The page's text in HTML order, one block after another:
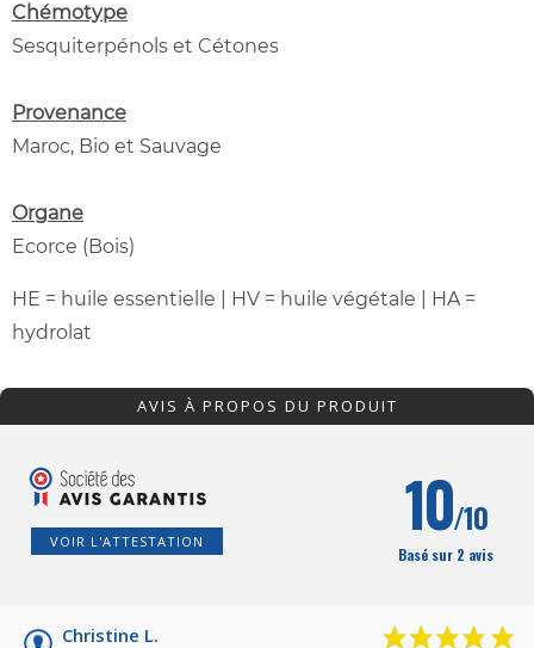
Chémotype
Sesquiterpénols et Cétones
Provenance
Maroc, Bio et Sauvage
Organe
Ecorce (Bois)
HE = huile essentielle | HV = huile végétale | HA =
hydrolat
AVIS À PROPOS DU PRODUIT
VOIR L'ATTESTATION 10/10
Basé sur 2 avis
Christine L.